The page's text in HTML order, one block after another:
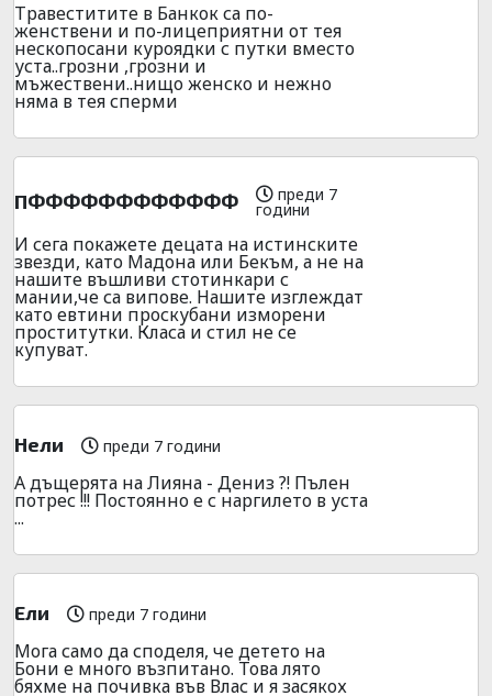
Травеститите в Банкок са по-
женствени и по-лицеприятни от тея
нескопосани куроядки с путки вместо
уста..грозни ,грозни и
мъжествени..нищо женско и нежно
няма в тея сперми
ПФФФФФФФФФФФФ преди 7
години
И сега покажете децата на истинските
звезди, като Мадона или Бекъм, а не на
нашите въшливи стотинкари с
мании,че са випове. Нашите изглеждат
като евтини проскубани изморени
проститутки. Класа и стил не се
купуват.
Нели преди 7 години
А дъщерята на Лияна - Дениз ?! Пълен
потрес !!! Постоянно е с наргилето в уста
...
Ели преди 7 години
Мога само да споделя, че детето на
Бони е много възпитано. Това лято
бяхме на почивка във Влас и я засякох